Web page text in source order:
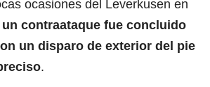
ocasiones del Leverkusen en
un contraataque fue concluido
un disparo de exterior del pie
.